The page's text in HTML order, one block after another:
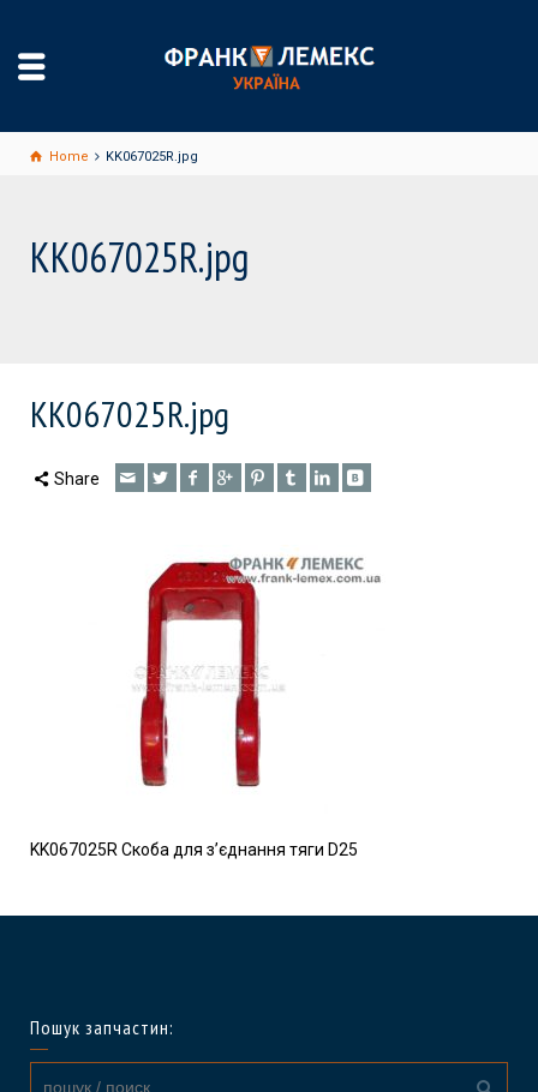
Home KK067025R.jpg
KK067025R.jpg
KK067025R.jpg
Share
KK067025R Скоба для з’єднання тяги D25
Пошук запчастин: